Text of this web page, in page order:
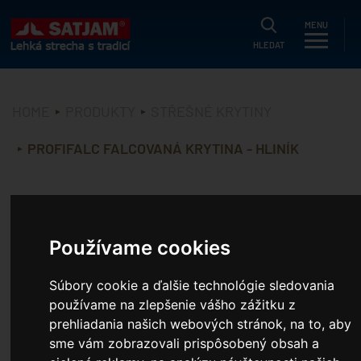
Používame cookies
Súbory cookie a ďalšie technológie sledovania
používame na zlepšenie vášho zážitku z
prehliadania našich webových stránok, na to, aby
sme vám zobrazovali prispôsobený obsah a
HLEDAT
MENU
Produkty
Cenníky
O společnosti
Reference
PROFIFALC FALCOVANÁ KRYTINA - HLINÍK
střešní krytina - hliník
Střešní krytina je dostupná také v provedení -